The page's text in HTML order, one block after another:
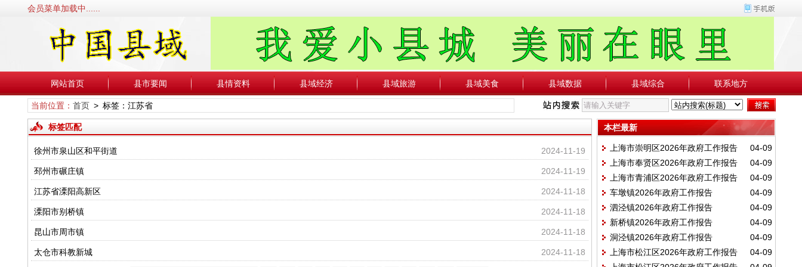
会员菜单加载中......
网站首页 县市要闻 县情资料 县域经济 县域旅游 县域美食 县域数据 县域综合 联系地方
当前位置： 首页> 标签：江苏省
标签匹配
2024-11-19
徐州市泉山区和平街道
2024-11-19
邳州市碾庄镇
2024-11-18
江苏省溧阳高新区
2024-11-18
溧阳市别桥镇
2024-11-18
昆山市周市镇
2024-11-18
太仓市科教新城
本栏最新
04-09
上海市崇明区2026年政府工作报告
04-09
上海市奉贤区2026年政府工作报告
04-09
上海市青浦区2026年政府工作报告
04-09
车墩镇2026年政府工作报告
04-09
泗泾镇2026年政府工作报告
04-09
新桥镇2026年政府工作报告
04-09
洞泾镇2026年政府工作报告
04-09
上海市松江区2026年政府工作报告